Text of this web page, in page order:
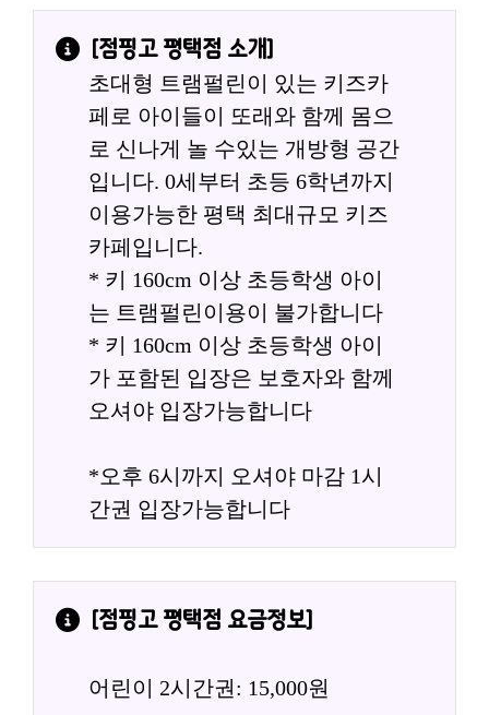
[점핑고 평택점 소개]
초대형 트램펄린이 있는 키즈카
페로 아이들이 또래와 함께 몸으
로 신나게 놀 수있는 개방형 공간
입니다. 0세부터 초등 6학년까지
이용가능한 평택 최대규모 키즈
카페입니다.
* 키 160cm 이상 초등학생 아이
는 트램펄린이용이 불가합니다
* 키 160cm 이상 초등학생 아이
가 포함된 입장은 보호자와 함께
오셔야 입장가능합니다
*오후 6시까지 오셔야 마감 1시
간권 입장가능합니다
[점핑고 평택점 요금정보]
어린이 2시간권: 15,000원